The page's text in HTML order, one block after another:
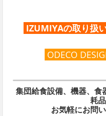
IZUMIYAの取り扱
ODECO
集団給食設備、機器、食
耗品
お気軽にお問